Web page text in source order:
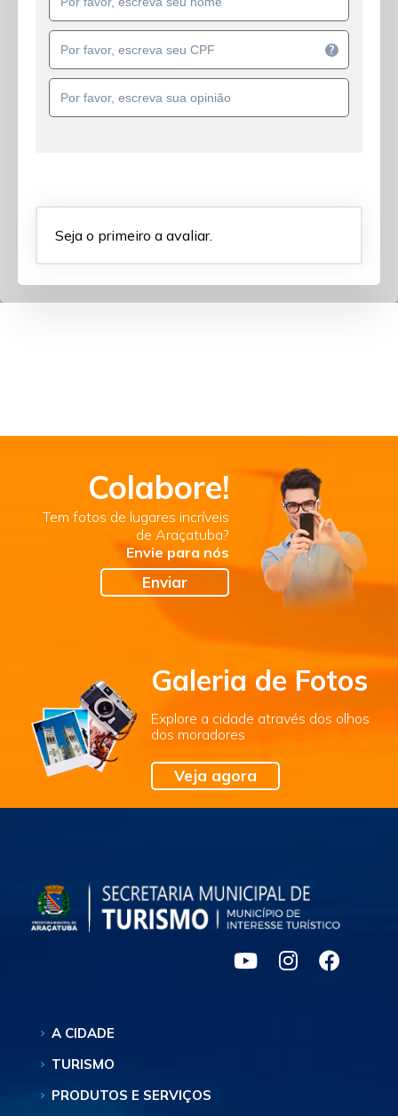
?
Seja o primeiro a avaliar.
Colabore!
Tem fotos de lugares incríveis
de Araçatuba?
Envie para nós
Enviar
Galeria de Fotos
Explore a cidade através dos olhos
dos moradores
Veja agora
A CIDADE
TURISMO
PRODUTOS E SERVIÇOS